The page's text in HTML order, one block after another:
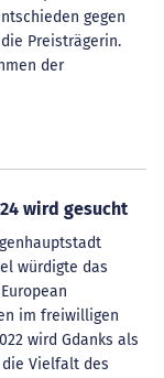
gegen
Preisträgerin.
der
wird gesucht
würdigte das
im freiwilligen
wird Gdanks als
Vielfalt des